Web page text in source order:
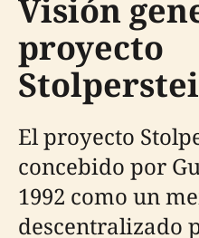
Visión
proyecto
El proyecto
concebido por
1992 como un
descentralizado